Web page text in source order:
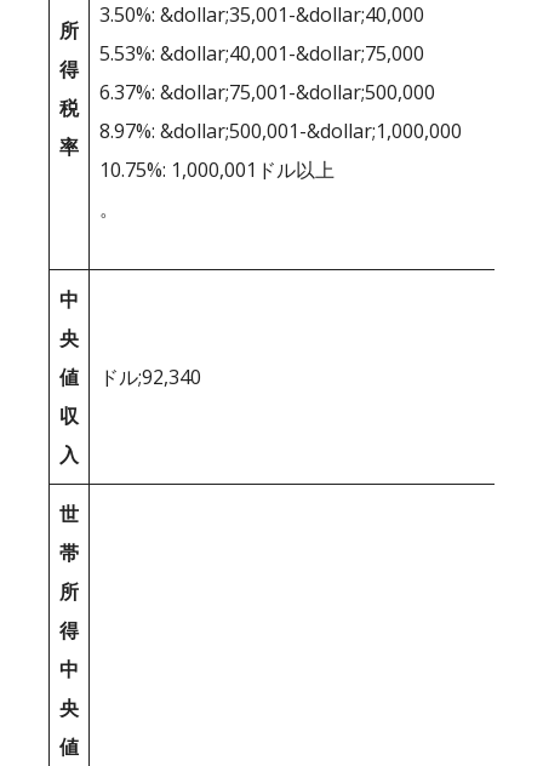
所
得
税
率
3.50%: &dollar;35,001-&dollar;40,000
5.53%: &dollar;40,001-&dollar;75,000
6.37%: &dollar;75,001-&dollar;500,000
8.97%: &dollar;500,001-&dollar;1,000,000
10.75%: 1,000,001ドル以上
。
中
央
値
収
入
ドル;92,340
世
帯
所
得
中
央
値